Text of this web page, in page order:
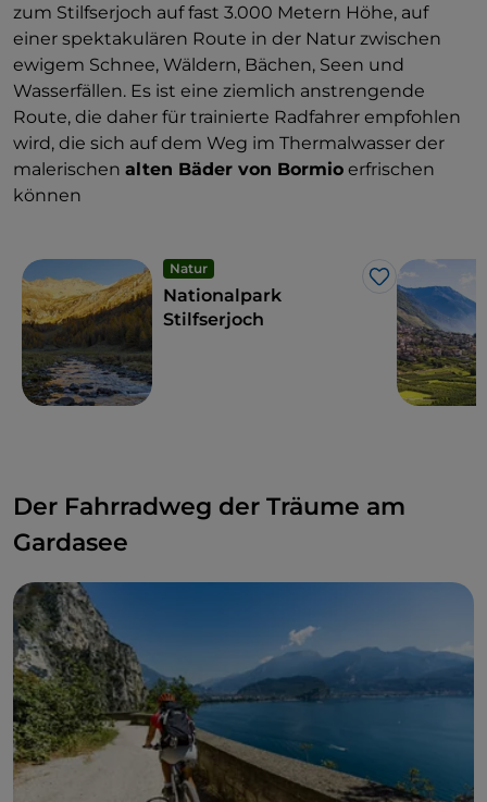
zum Stilfserjoch auf fast 3.000 Metern Höhe, auf
einer spektakulären Route in der Natur zwischen
ewigem Schnee, Wäldern, Bächen, Seen und
Wasserfällen. Es ist eine ziemlich anstrengende
Route, die daher für trainierte Radfahrer empfohlen
wird, die sich auf dem Weg im Thermalwasser der
malerischen alten Bäder von Bormio erfrischen
können
Natur
Like
Nationalpark
Stilfserjoch
Der Fahrradweg der Träume am
Gardasee